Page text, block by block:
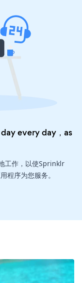
every day，as
工作，以使Sprinklr
程序为您服务。